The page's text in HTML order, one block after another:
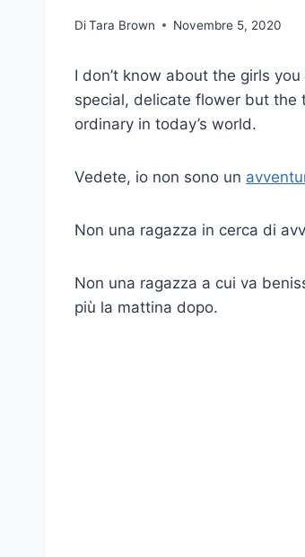
DiTara Brown Novembre 5, 2020
I don’t know about the girls
special, delicate flower but the
ordinary in today’s world.
Vedete, io non sono un
Non una ragazza in cerca di
Non una ragazza a cui va
più la mattina dopo.